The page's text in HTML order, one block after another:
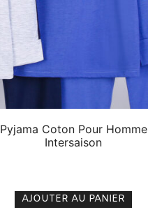
Pyjama Coton Pour Homme
Intersaison
AJOUTER AU PANIER